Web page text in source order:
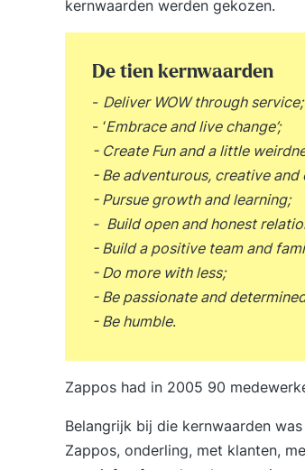
kernwaarden werden gekozen.
De tien kernwaarden
- Deliver WOW through service;
- ‘Embrace and live change’;
- Create Fun and a little
- Be adventurous, creative and
- Pursue growth and learning;
- Build open and honest
- Build a positive team and
- Do more with less;
- Be passionate and
- Be humble.
Zappos had in 2005 90
Belangrijk bij die kernwaarden
Zappos, onderling, met klanten,